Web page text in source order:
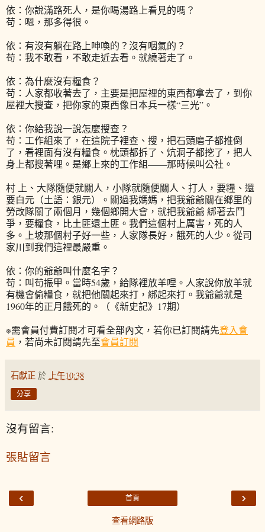
依：你說滿路死人，是你喝湯路上看見的嗎？
苟：嗯，那多得很。
依：有沒有躺在路上呻喚的？沒有咽氣的？
苟：我不敢看，不敢走近去看。就繞著走了。
依：為什麼沒有糧食？
苟：人家都收著去了，主要是把屋裡的東西都拿去了，到你
屋裡大搜查，把你家的東西像日本兵一樣“三光”。
依：你給我說一說怎麼搜查？
苟：工作組來了，在這院子裡查、搜，把石頭磨子都推倒
了，看裡面有沒有糧食。枕頭都拆了、炕洞子都挖了，把人
身上都搜著哩。是鄉上來的工作組——那時候叫公社。
村 上、大隊隨便就關人，小隊就隨便關人、打人，要糧、還
要白元（土語：銀元）。關過我媽媽，把我爺爺關在鄉里的
勞改隊關了兩個月，幾個鄉開大會，就把我爺爺 綁著去鬥
爭，要糧食，比土匪還土匪。我們這個村上厲害，死的人
多。上坡那個村子好一些，人家隊長好，餓死的人少。從司
家川到我們這裡最嚴重。
依：你的爺爺叫什麼名字？
苟：叫苟振甲。當時54歲，給隊裡放羊哩。人家說你放羊就
有機會偷糧食，就把他關起來打，綁起來打。我爺爺就是
1960年的正月餓死的。
（《新史記》17期）
※需會員付費訂閱才可看全部內文，若你已訂閱請先登入會
員 ，若尚未訂閱請先至會員訂閱
石獻正 於 上午10:38
分享
沒有留言:
張貼留言
‹ ›
首頁
查看網路版